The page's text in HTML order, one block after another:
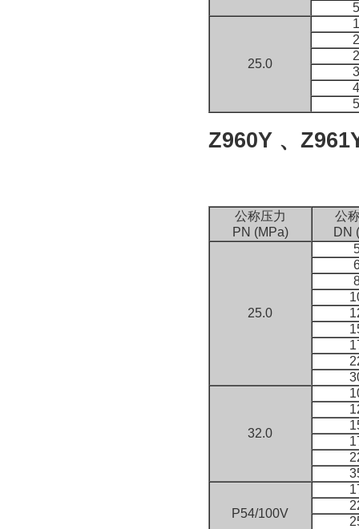
25.0
Z960Y 、
公称压力
PN (MPa)
公
DN
25.0
32.0
P54/100V